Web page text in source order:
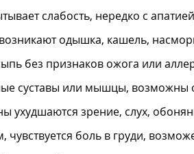
слабость, нередко с
одышка, кашель,
без признаков ожога или
суставы или мышцы, возможны
ухудшаются зрение, слух,
чувствуется боль в груди,